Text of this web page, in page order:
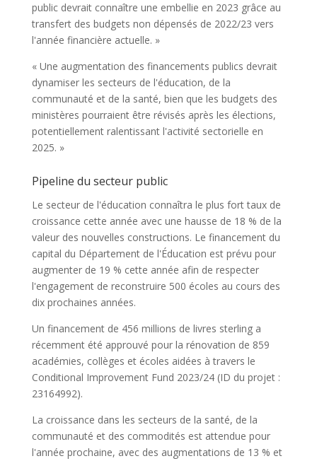
public devrait connaître une embellie en 2023 grâce au
transfert des budgets non dépensés de 2022/23 vers
l'année financière actuelle. »
« Une augmentation des financements publics devrait
dynamiser les secteurs de l'éducation, de la
communauté et de la santé, bien que les budgets des
ministères pourraient être révisés après les élections,
potentiellement ralentissant l'activité sectorielle en
2025. »
Pipeline du secteur public
Le secteur de l'éducation connaîtra le plus fort taux de
croissance cette année avec une hausse de 18 % de la
valeur des nouvelles constructions. Le financement du
capital du Département de l'Éducation est prévu pour
augmenter de 19 % cette année afin de respecter
l'engagement de reconstruire 500 écoles au cours des
dix prochaines années.
Un financement de 456 millions de livres sterling a
récemment été approuvé pour la rénovation de 859
académies, collèges et écoles aidées à travers le
Conditional Improvement Fund 2023/24 (ID du projet :
23164992).
La croissance dans les secteurs de la santé, de la
communauté et des commodités est attendue pour
l'année prochaine, avec des augmentations de 13 % et